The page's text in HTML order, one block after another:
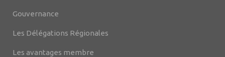
Gouvernance
Les Délégations Régionales
Les avantages membre